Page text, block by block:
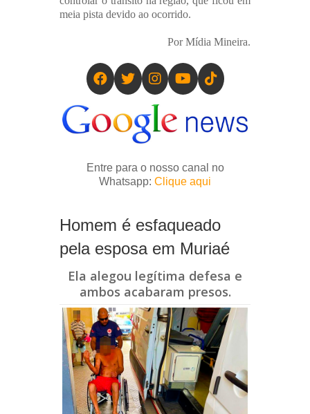
meia pista devido ao ocorrido.
Por Mídia Mineira.
Entre para o nosso canal no
Whatsapp: Clique aqui
Homem é esfaqueado
pela esposa em Muriaé
Ela alegou legítima defesa e
ambos acabaram presos.